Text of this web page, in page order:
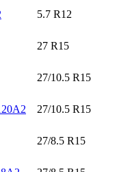
5.7 R12
27 R15
27/10.5 R15
27/10.5 R15
27/8.5 R15